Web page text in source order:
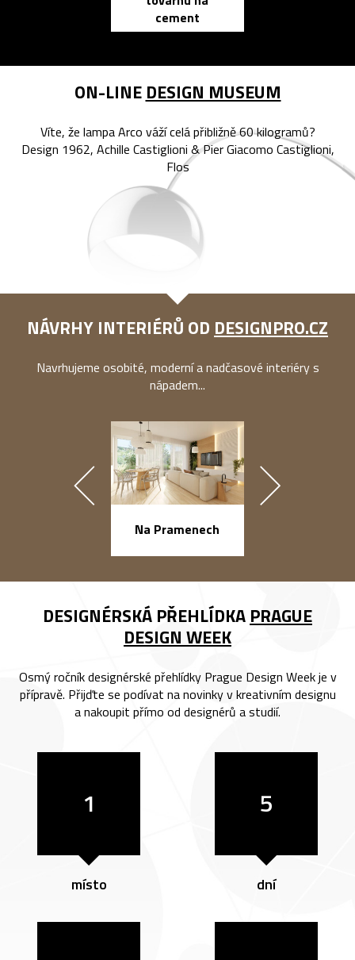
cement
ON-LINE DESIGN MUSEUM
Víte, že lampa Arco váží celá přibližně 60 kilogramů?
Design 1962, Achille Castiglioni & Pier Giacomo Castiglioni,
Flos
NÁVRHY INTERIÉRŮ OD DESIGNPRO.CZ
Navrhujeme osobité, moderní a nadčasové interiéry s
nápadem...
Na Pramenech
DESIGNÉRSKÁ PŘEHLÍDKA PRAGUE
DESIGN WEEK
Osmý ročník designérské přehlídky Prague Design Week je v
přípravě. Přijďte se podívat na novinky v kreativním designu
a nakoupit přímo od designérů a studií.
1
místo
5
dní